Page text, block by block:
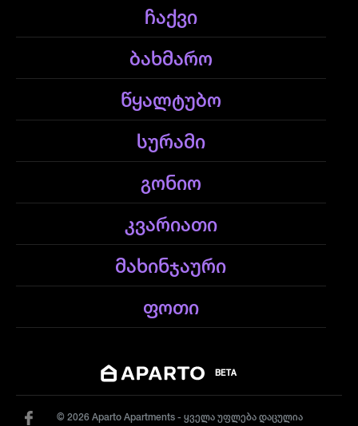
ჩაქვი
ბახმარო
წყალტუბო
სურამი
გონიო
კვარიათი
მახინჯაური
ფოთი
BETA
© 2026 Aparto Apartments - ყველა უფლება დაცულია